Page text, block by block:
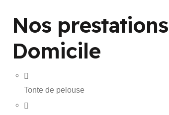
Nos
Domicile
Tonte de pelouse